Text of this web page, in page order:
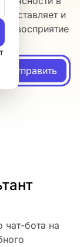
и
восприятие
Отправить
чат-бота на